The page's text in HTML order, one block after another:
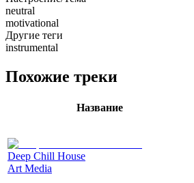
neutral
motivational
Другие теги
instrumental
Похожие треки
Название
Deep Chill House
Art Media